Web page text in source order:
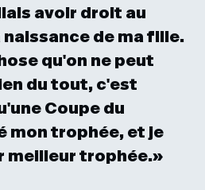
avoir droit au
de ma fille.
qu'on ne peut
du tout, c'est
Coupe du
mon trophée, et je
meilleur trophée.»